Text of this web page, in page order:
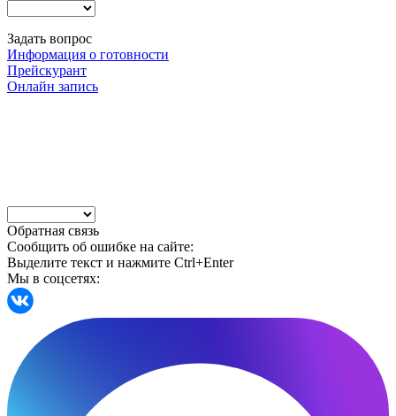
Задать вопрос
Информация о готовности
Прейскурант
Онлайн запись
Обратная связь
Сообщить об ошибке на сайте:
Выделите текст и нажмите Ctrl+Enter
Мы в соцсетях: